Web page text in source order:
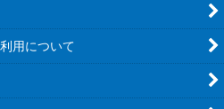
用について